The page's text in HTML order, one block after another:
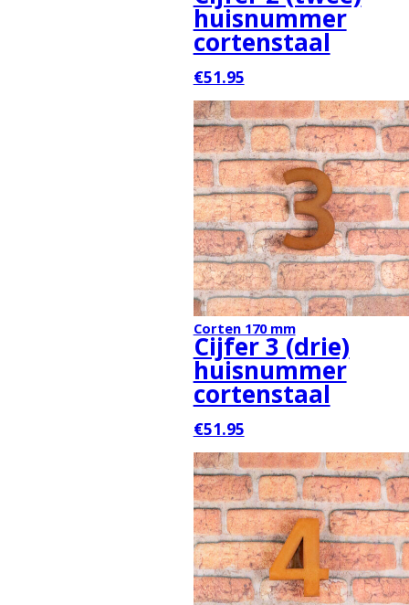
huisnummer
cortenstaal
€51.95
Corten 170 mm
Cijfer 3 (drie)
huisnummer
cortenstaal
€51.95